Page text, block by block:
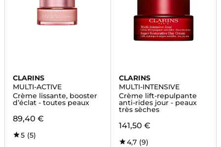
CLARINS
MULTI-ACTIVE
Crème lissante, booster
d’éclat - toutes peaux
89,40 €
5 (5)
CLARINS
MULTI-INTENSIVE
Crème lift-repulpante
anti-rides jour - peaux
très sèches
141,50 €
4,7 (9)